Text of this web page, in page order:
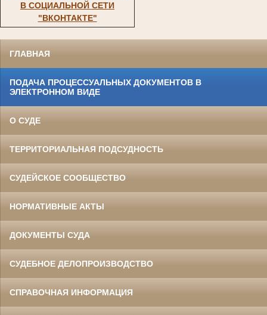
В СОЦИАЛЬНОЙ СЕТИ
"ВКОНТАКТЕ"
ГЛАВНАЯ
ПОДАЧА ПРОЦЕССУАЛЬНЫХ ДОКУМЕНТОВ В
ЭЛЕКТРОННОМ ВИДЕ
О СУДЕ
ТЕРРИТОРИАЛЬНАЯ ПОДСУДНОСТЬ
СУДЕЙСКОЕ СООБЩЕСТВО
НОРМАТИВНЫЕ АКТЫ
ДОКУМЕНТЫ СУДА
СУДЕБНОЕ ДЕЛОПРОИЗВОДСТВО
СПРАВОЧНАЯ ИНФОРМАЦИЯ